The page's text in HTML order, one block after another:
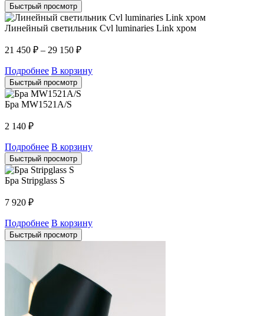
Быстрый просмотр
Линейный светильник Cvl luminaries Link хром
21 450 ₽ – 29 150 ₽
Подробнее В корзину
Быстрый просмотр
Бра MW1521A/S
2 140 ₽
Подробнее В корзину
Быстрый просмотр
Бра Stripglass S
7 920 ₽
Подробнее В корзину
Быстрый просмотр